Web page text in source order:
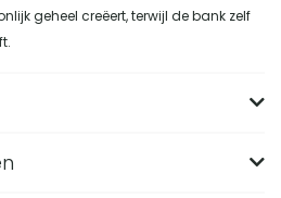
geheel creëert, terwijl de bank zelf